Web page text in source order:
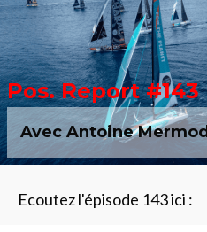
Pos. Report #143
Avec Antoine Mermod
Ecoutez l'épisode 143 ici :